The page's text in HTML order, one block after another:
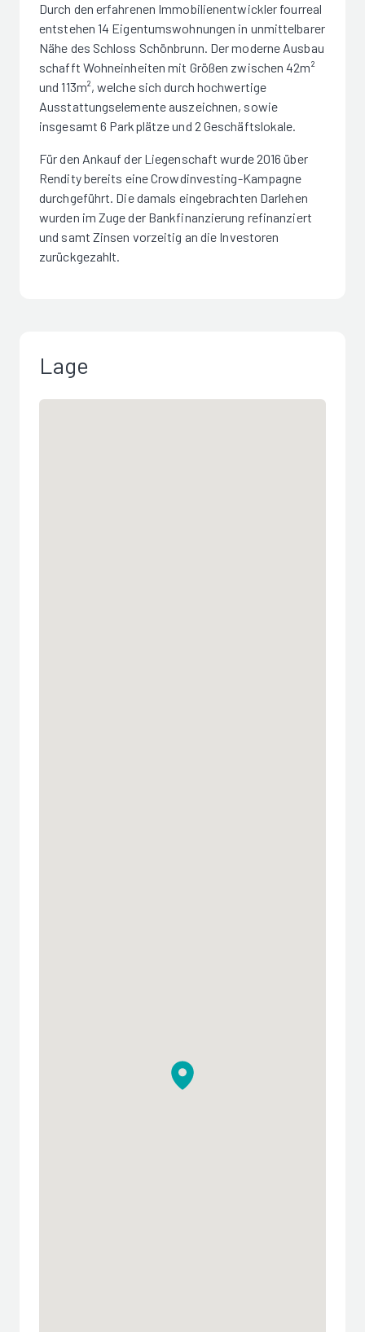
Durch den erfahrenen Immobilienentwickler fourreal
entstehen 14 Eigentumswohnungen in unmittelbarer
Nähe des Schloss Schönbrunn. Der moderne Ausbau
schafft Wohneinheiten mit Größen zwischen 42m²
und 113m², welche sich durch hochwertige
Ausstattungselemente auszeichnen, sowie
insgesamt 6 Parkplätze und 2 Geschäftslokale.
Für den Ankauf der Liegenschaft wurde 2016 über
Rendity bereits eine Crowdinvesting-Kampagne
durchgeführt. Die damals eingebrachten Darlehen
wurden im Zuge der Bankfinanzierung refinanziert
und samt Zinsen vorzeitig an die Investoren
zurückgezahlt.
Lage